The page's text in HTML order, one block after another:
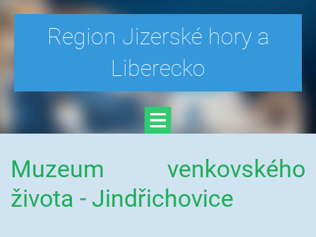
Region Jizerské hory a
Liberecko
Muzeum venkovského
života - Jindřichovice